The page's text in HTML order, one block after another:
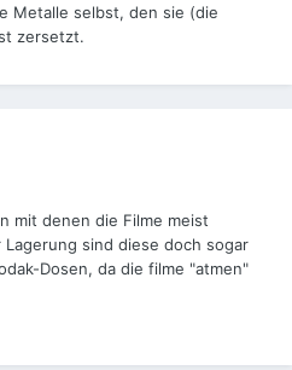
Metalle selbst, den sie (die
zersetzt.
mit denen die Filme meist
sind diese doch sogar
Dosen, da die filme "atmen"